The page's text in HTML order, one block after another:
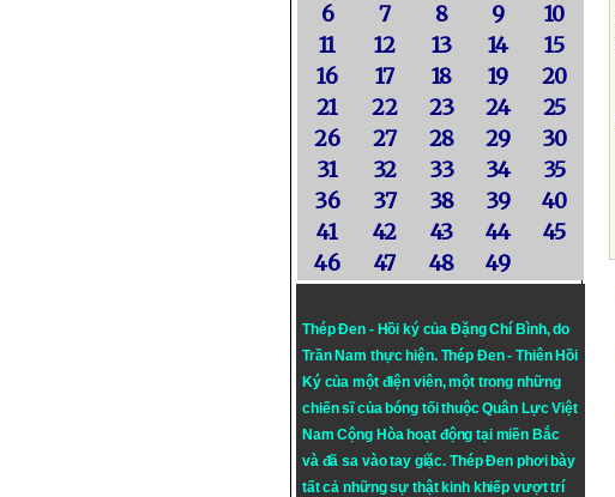
6
7 8 9
10
11
12 13 14
15
16
17 18 19
20
21
22 23 24
25
26
27 28 29
30
31
32 33 34
35
36
37 38 39
40
41
42 43 44
45
46
47 48 49
Thép Đen - Hồi ký của Đặng Chí Bình, do
Trần Nam thực hiện. Thép Đen- Thiên Hồi
Ký của một điện viên, một trong những
chiến sĩ của bóng tối thuộc Quân Lực Việt
Nam Cộng Hòa hoạt động tại miền Bắc
và đã sa vào tay giặc. Thép Đen phơi bày
tất cả những sự thật kinh khiếp vượt trí